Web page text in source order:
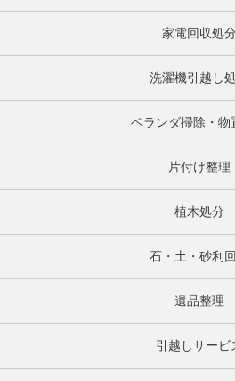
家電回収処
洗濯機引越し
ベランダ掃除・物
片付け整理
植木処分
石・土・砂利
遺品整理
引越しサービ